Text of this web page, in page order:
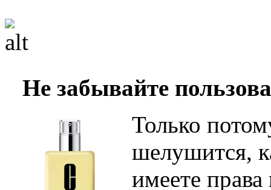
Не забывайте
Только
шелушится,
имеете права